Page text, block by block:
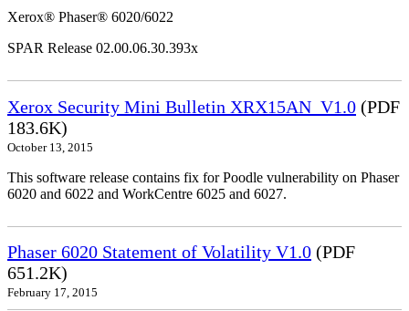
Xerox® Phaser® 6020/6022
SPAR Release 02.00.06.30.393x
Xerox Security Mini Bulletin XRX15AN_V1.0 (PDF
183.6K)
October 13, 2015
This software release contains fix for Poodle vulnerability on Phaser
6020 and 6022 and WorkCentre 6025 and 6027.
Phaser 6020 Statement of Volatility V1.0 (PDF
651.2K)
February 17, 2015